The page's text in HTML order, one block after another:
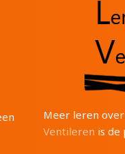
Meer leren
Ventileren is de